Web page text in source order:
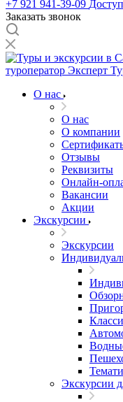
+7 921 941-39-09
Заказать звонок
О нас
О нас
О компании
Отзывы
Реквизиты
Онлайн-
Вакансии
Акции
Экскурсии
Экскурсии
Экскурсии